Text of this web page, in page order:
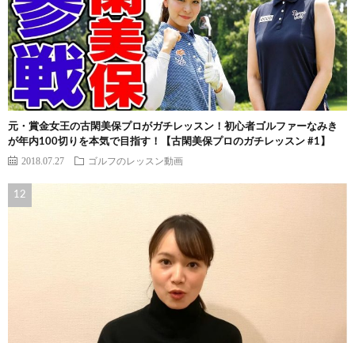
元・賞金女王の古閑美保プロがガチレッスン！初心者ゴルファーなみき
が年内100切りを本気で目指す！【古閑美保プロのガチレッスン #1】
2018.07.27 ゴルフのレッスン動画